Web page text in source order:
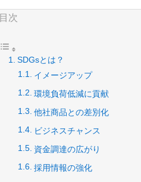
目次
SDGsとは？
イメージアップ
環境負荷低減に貢献
他社商品との差別化
ビジネスチャンス
資金調達の広がり
採用情報の強化